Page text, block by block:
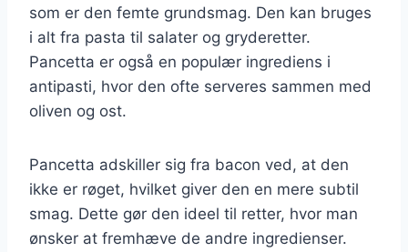
som er den femte grundsmag. Den kan bruges
i alt fra pasta til salater og gryderetter.
Pancetta er også en populær ingrediens i
antipasti, hvor den ofte serveres sammen med
oliven og ost.
Pancetta adskiller sig fra bacon ved, at den
ikke er røget, hvilket giver den en mere subtil
smag. Dette gør den ideel til retter, hvor man
ønsker at fremhæve de andre ingredienser.